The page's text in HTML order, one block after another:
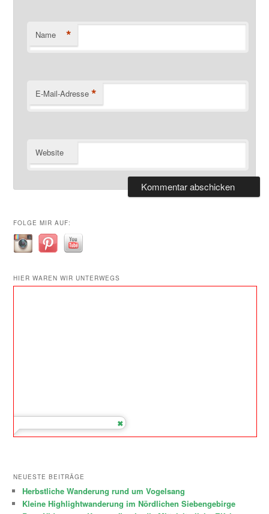
Name *
E-Mail-Adresse *
Website
FOLGE MIR AUF:
HIER WAREN WIR UNTERWEGS
NEUESTE BEITRÄGE
Herbstliche Wanderung rund um Vogelsang
Kleine Highlightwanderung im Nördlichen Siebengebirge